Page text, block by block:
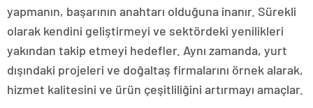
yapmanın, başarının anahtarı olduğuna inanır. Sürekli
olarak kendini geliştirmeyi ve sektördeki yenilikleri
yakından takip etmeyi hedefler. Aynı zamanda, yurt
dışındaki projeleri ve doğaltaş firmalarını örnek alarak,
hizmet kalitesini ve ürün çeşitliliğini artırmayı amaçlar.